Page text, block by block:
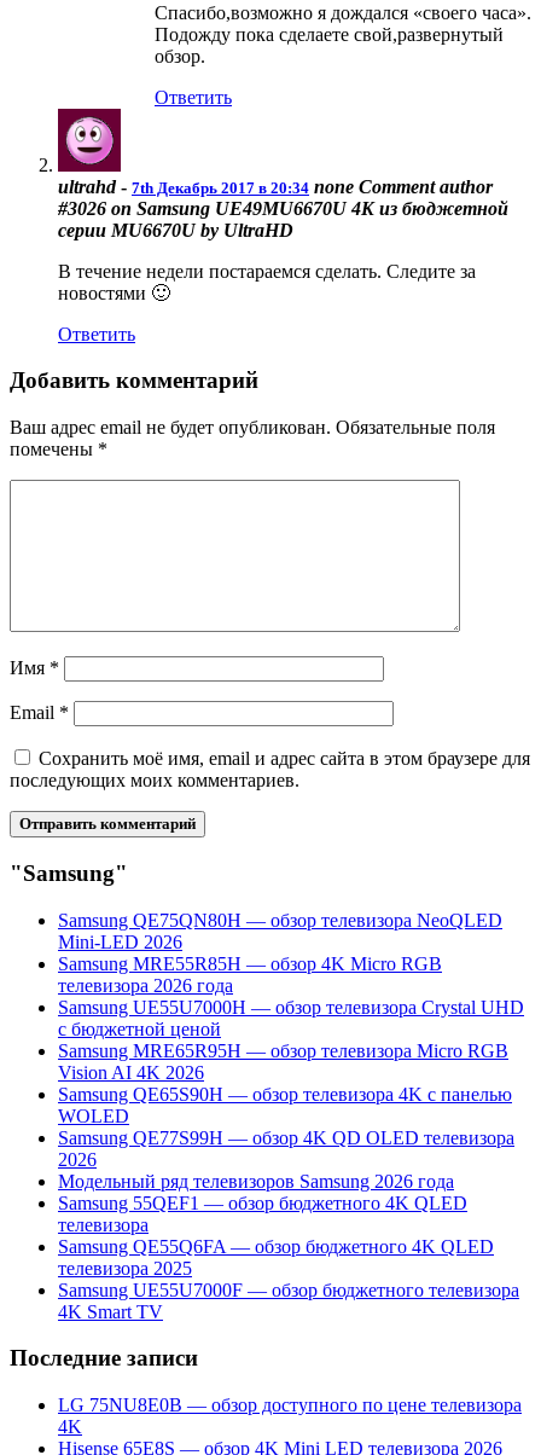
Спасибо,возможно я дождался «своего часа».
Подожду пока сделаете свой,развернутый
обзор.
Ответить
ultrahd - 7th Декабрь 2017 в 20:34 none Comment author
#3026 on Samsung UE49MU6670U 4K из бюджетной
серии MU6670U by UltraHD
В течение недели постараемся сделать. Следите за
новостями 🙂
Ответить
Добавить комментарий
Ваш адрес email не будет опубликован. Обязательные поля
помечены *
Имя *
Email *
Сохранить моё имя, email и адрес сайта в этом браузере для
последующих моих комментариев.
"Samsung"
Samsung QE75QN80H — обзор телевизора NeoQLED
Mini-LED 2026
Samsung MRE55R85H — обзор 4K Micro RGB
телевизора 2026 года
Samsung UE55U7000H — обзор телевизора Crystal UHD
с бюджетной ценой
Samsung MRE65R95H — обзор телевизора Micro RGB
Vision AI 4K 2026
Samsung QE65S90H — обзор телевизора 4K с панелью
WOLED
Samsung QE77S99H — обзор 4K QD OLED телевизора
2026
Модельный ряд телевизоров Samsung 2026 года
Samsung 55QEF1 — обзор бюджетного 4K QLED
телевизора
Samsung QE55Q6FA — обзор бюджетного 4K QLED
телевизора 2025
Samsung UE55U7000F — обзор бюджетного телевизора
4K Smart TV
Последние записи
LG 75NU8E0B — обзор доступного по цене телевизора
4K
Hisense 65E8S — обзор 4K Mini LED телевизора 2026